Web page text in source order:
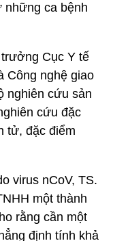
những ca bệnh
Cục Y tế
Công nghệ giao
nghiên cứu sản
cứu đặc
tử, đặc điểm
virus nCoV, TS.
một thành
rằng cần một
định tính khả